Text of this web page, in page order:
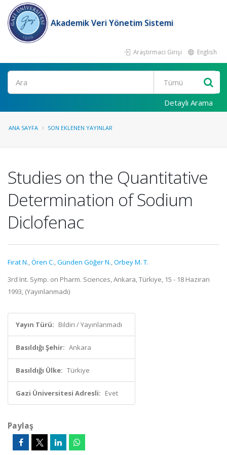
Akademik Veri Yönetim Sistemi
Araştırmacı Girişi English
Ara
Detaylı Arama
ANA SAYFA SON EKLENEN YAYINLAR
Studies on the Quantitative
Determination of Sodium
Diclofenac
Fırat N.,Ören C.,Günden Göğer N.,Orbey M. T.
3rd Int. Symp. on Pharm. Sciences, Ankara, Türkiye, 15 - 18 Haziran
1993, (Yayınlanmadı)
Yayın Türü: Bildiri / Yayınlanmadı
Basıldığı Şehir: Ankara
Basıldığı Ülke: Türkiye
Gazi Üniversitesi Adresli: Evet
Paylaş